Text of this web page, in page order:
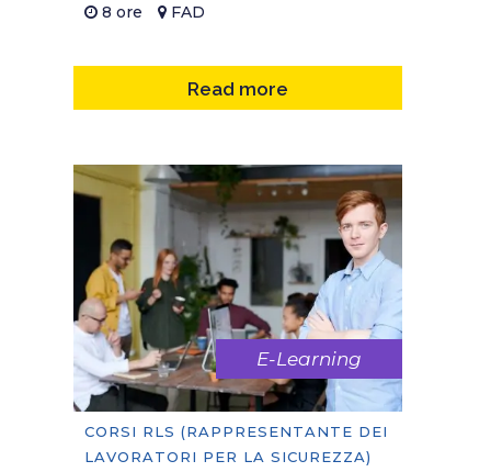
8 ore FAD
Read more
E-Learning
CORSI RLS (RAPPRESENTANTE DEI
LAVORATORI PER LA SICUREZZA)